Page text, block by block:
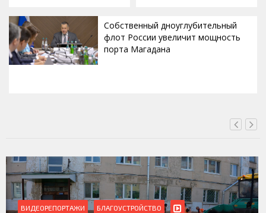
Собственный дноуглубительный
флот России увеличит мощность
порта Магадана
ВИДЕОРЕПОРТАЖИ БЛАГОУСТРОЙСТВО